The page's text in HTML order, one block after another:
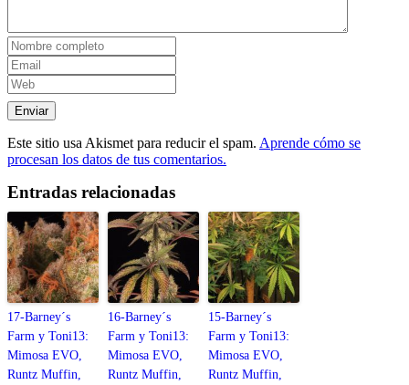
Este sitio usa Akismet para reducir el spam. Aprende cómo se
procesan los datos de tus comentarios.
Entradas relacionadas
17-Barney´s
Farm y Toni13:
Mimosa EVO,
Runtz Muffin,
16-Barney´s
Farm y Toni13:
Mimosa EVO,
Runtz Muffin,
15-Barney´s
Farm y Toni13:
Mimosa EVO,
Runtz Muffin,